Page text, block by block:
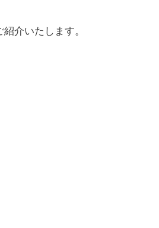
介いたします。